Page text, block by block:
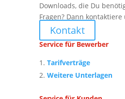
Downloads, die Du
Fragen? Dann kontaktiere
Kontakt
Service für Bewerber
Tarifverträge
Weitere Unterlagen